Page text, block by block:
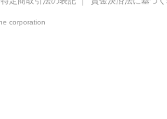
corporation